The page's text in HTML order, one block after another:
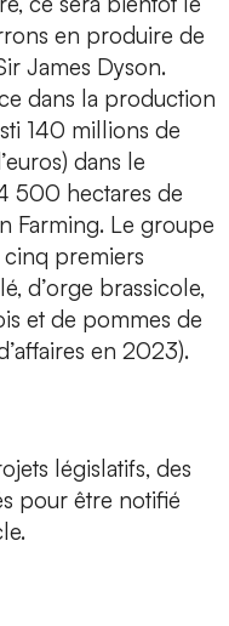
en produire de
James Dyson.
dans la production
140 millions de
dans le
500 hectares de
Farming. Le groupe
cinq premiers
d’orge brassicole,
et de pommes de
en 2023).
législatifs, des
pour être notifié